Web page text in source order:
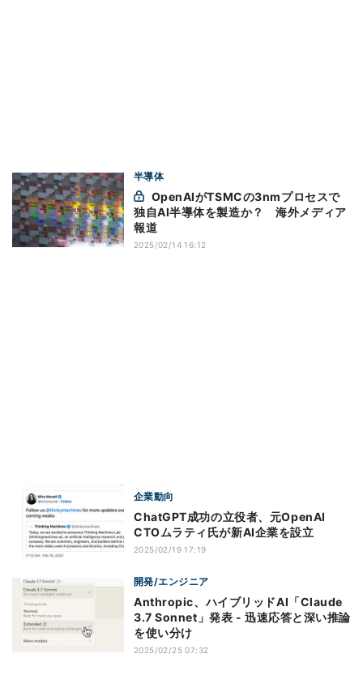
半導体
独自AI半導体を製造か？ 海外メディア
報道
2025/02/14 16:12
企業動向
ChatGPT成功の立役者、元OpenAI
CTOムラティ氏が新AI企業を設立
2025/02/19 17:19
開発/エンジニア
Anthropic、ハイブリッドAI「Claude
3.7 Sonnet」発表 - 迅速応答と深い推論
を使い分け
2025/02/25 07:32